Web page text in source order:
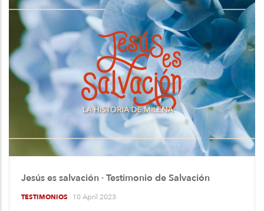
Jesús es salvación · Testimonio de Salvación
TESTIMONIOS 10 April 2023